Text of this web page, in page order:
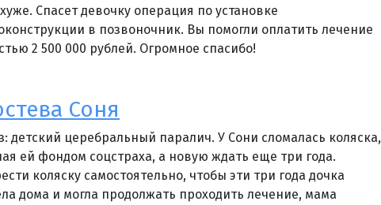
Спасет девочку операция по установке
в позвоночник. Вы помогли оплатить лечение
2 500 000 рублей. Огромное спасибо!
Соня
детский церебральный паралич. У Сони сломалась коляска,
ей фондом соцстраха, а новую ждать еще три года.
коляску самостоятельно, чтобы эти три года дочка
дома и могла продолжать проходить лечение, мама